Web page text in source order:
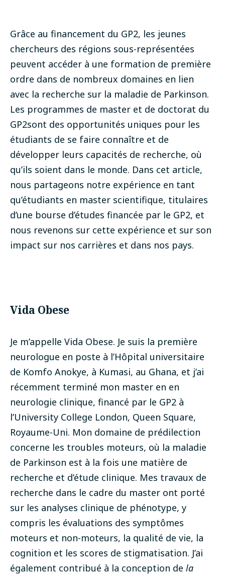
Grâce au financement du GP2, les jeunes
chercheurs des régions sous-représentées
peuvent accéder à une formation de première
ordre dans de nombreux domaines en lien
avec la recherche sur la maladie de Parkinson.
Les programmes de master et de doctorat du
GP2sont des opportunités uniques pour les
étudiants de se faire connaître et de
développer leurs capacités de recherche, où
qu’ils soient dans le monde. Dans cet article,
nous partageons notre expérience en tant
qu’étudiants en master scientifique, titulaires
d’une bourse d’études financée par le GP2, et
nous revenons sur cette expérience et sur son
impact sur nos carrières et dans nos pays.
Vida Obese
Je m’appelle Vida Obese. Je suis la première
neurologue en poste à l’Hôpital universitaire
de Komfo Anokye, à Kumasi, au Ghana, et j’ai
récemment terminé mon master en en
neurologie clinique, financé par le GP2 à
l’University College London, Queen Square,
Royaume-Uni. Mon domaine de prédilection
concerne les troubles moteurs, où la maladie
de Parkinson est à la fois une matière de
recherche et d’étude clinique. Mes travaux de
recherche dans le cadre du master ont porté
sur les analyses clinique de phénotype, y
compris les évaluations des symptômes
moteurs et non-moteurs, la qualité de vie, la
cognition et les scores de stigmatisation. J’ai
également contribué à la conception de la